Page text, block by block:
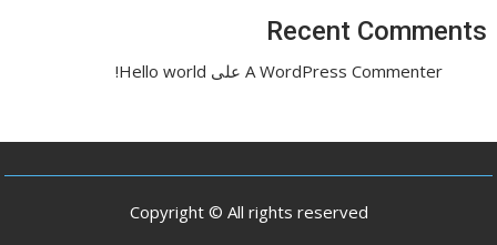
Recent Comments
A WordPress Commenter على Hello world!
Copyright © All rights reserved